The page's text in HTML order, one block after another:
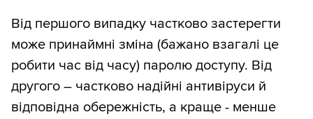
Від першого випадку частково застерегти
може принаймні зміна (бажано взагалі це
робити час від часу) паролю доступу. Від
другого – частково надійні антивіруси й
відповідна обережність, а краще - менше